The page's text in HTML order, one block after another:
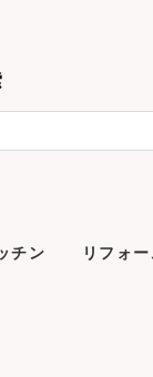
チン リフォ